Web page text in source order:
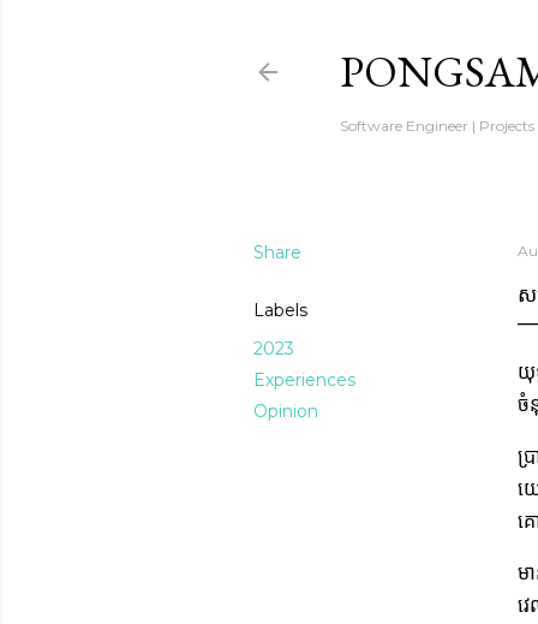
Software Engineer |
Share
Labels
2023
Experiences
Opinion
ស
យុ
ចំ
ប្
យ
គ
ម
វ